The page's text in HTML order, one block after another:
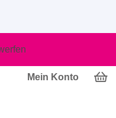
Mein Konto